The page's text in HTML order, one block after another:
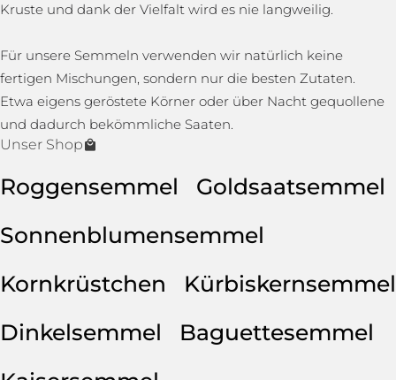
Kruste und dank der Vielfalt wird es nie langweilig.
Für unsere Semmeln verwenden wir natürlich keine
fertigen Mischungen, sondern nur die besten Zutaten.
Etwa eigens geröstete Körner oder über Nacht gequollene
und dadurch bekömmliche Saaten.
Unser Shop
Roggensemmel
Goldsaatsemmel
Sonnenblumensemmel
Kornkrüstchen
Kürbiskernsemmel
Dinkelsemmel
Baguettesemmel